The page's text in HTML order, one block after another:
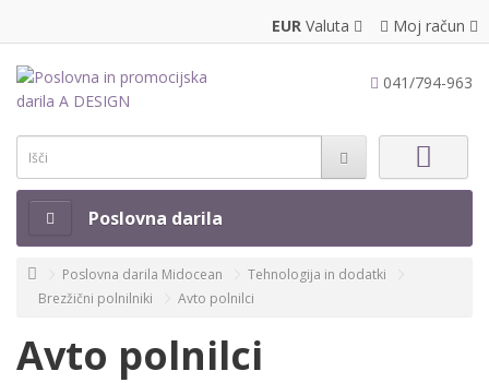
EUR Valuta Moj račun
041/794-963
Poslovna darila
Poslovna darila Midocean
Tehnologija in dodatki
Brezžični polnilniki
Avto polnilci
Avto polnilci